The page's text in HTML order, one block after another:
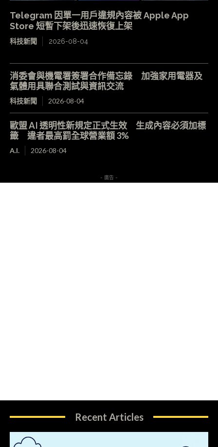
Telegram 因單一用戶違規內容被 Apple App
Store 短暫下架後迅速恢復上架
科技新聞 2026-08-04
消委會與機電署簽署合作備忘錄 加強家用電器及
氣體用具聯合測試與資訊交流
科技新聞 2026-08-04
歐盟 AI 透明性新規定正式生效 生成內容必須加標
籤 違者最高罰全球營業額 3%
A.I. 2026-08-04
- 廣告 -
Recent Articles